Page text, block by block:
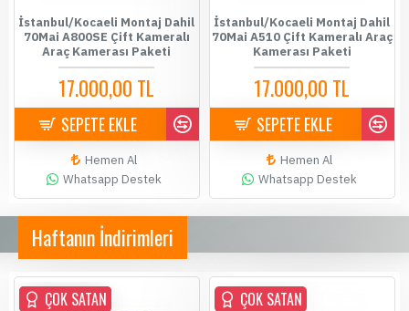
İstanbul/Kocaeli Montaj Dahil
70Mai A800SE Çift Kameralı
Araç Kamerası Paketi
17.000,00 TL
SEPETE EKLE
Hemen Al
Whatsapp Destek
İstanbul/Kocaeli Montaj Dahil
70Mai A510 Çift Kameralı Araç
Kamerası Paketi
17.000,00 TL
SEPETE EKLE
Hemen Al
Whatsapp Destek
Haftanın İndirimleri
ÇOK SATAN
ÇOK SATAN ÇOK SATAN